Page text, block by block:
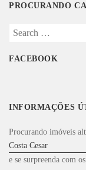
PROCURANDO
Search
FACEBOOK
INFORMAÇÕES
Procurando imóveis
Costa Cesar
e se surpreenda com